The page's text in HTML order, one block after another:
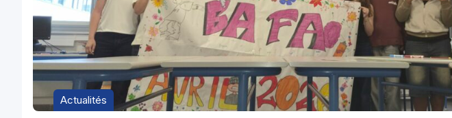
Actualités